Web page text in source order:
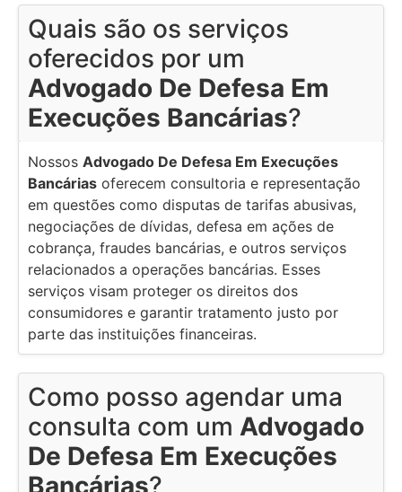
Quais são os serviços
oferecidos por um
Advogado De Defesa Em
Execuções Bancárias?
Nossos Advogado De Defesa Em Execuções
Bancárias oferecem consultoria e representação
em questões como disputas de tarifas abusivas,
negociações de dívidas, defesa em ações de
cobrança, fraudes bancárias, e outros serviços
relacionados a operações bancárias. Esses
serviços visam proteger os direitos dos
consumidores e garantir tratamento justo por
parte das instituições financeiras.
Como posso agendar uma
consulta com um Advogado
De Defesa Em Execuções
Bancárias?